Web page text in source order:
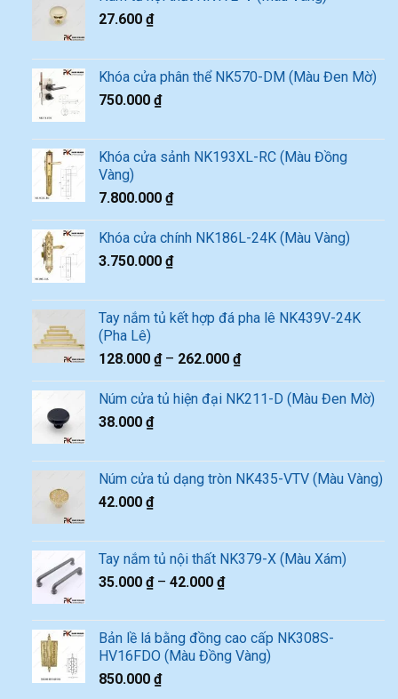
27.600 ₫
Khóa cửa phân thể NK570-DM (Màu Đen Mờ)
750.000 ₫
Khóa cửa sảnh NK193XL-RC (Màu Đồng
Vàng)
7.800.000 ₫
Khóa cửa chính NK186L-24K (Màu Vàng)
3.750.000 ₫
Tay nắm tủ kết hợp đá pha lê NK439V-24K
(Pha Lê)
128.000 ₫– 262.000 ₫
Núm cửa tủ hiện đại NK211-D (Màu Đen Mờ)
38.000 ₫
Núm cửa tủ dạng tròn NK435-VTV (Màu Vàng)
42.000 ₫
Tay nắm tủ nội thất NK379-X (Màu Xám)
35.000 ₫– 42.000 ₫
Bản lề lá bằng đồng cao cấp NK308S-
HV16FDO (Màu Đồng Vàng)
850.000 ₫